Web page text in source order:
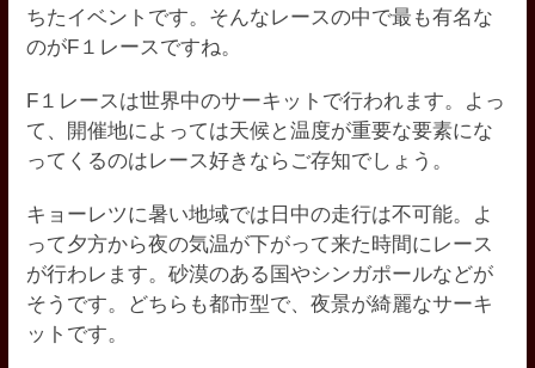
ちたイベントです。そんなレースの中で最も有名な
のがF１レースですね。
F１レースは世界中のサーキットで行われます。よっ
て、開催地によっては天候と温度が重要な要素にな
ってくるのはレース好きならご存知でしょう。
キョーレツに暑い地域では日中の走行は不可能。よ
って夕方から夜の気温が下がって来た時間にレース
が行わレます。砂漠のある国やシンガポールなどが
そうです。どちらも都市型で、夜景が綺麗なサーキ
ットです。